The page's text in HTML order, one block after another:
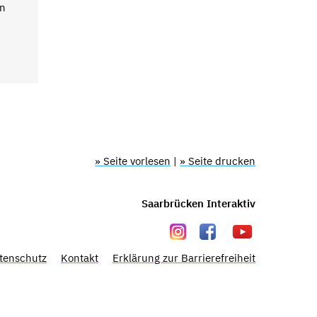
» Seite vorlesen | » Seite drucken
Saarbrücken Interaktiv
Kontakt Erklärung zur Barrierefreiheit